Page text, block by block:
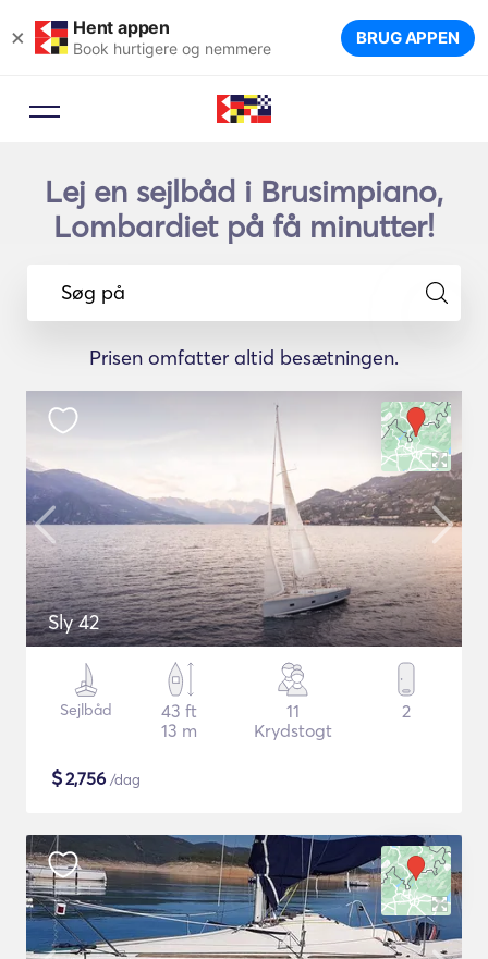
× Hent appen
Book hurtigere og nemmere BRUG APPEN
Lej en sejlbåd i Brusimpiano,
Lombardiet på få minutter!
Søg på
Prisen omfatter altid besætningen.
Sly 42
Sejlbåd
43 ft
13 m
11
Krydstogt
2
$2,756 /dag